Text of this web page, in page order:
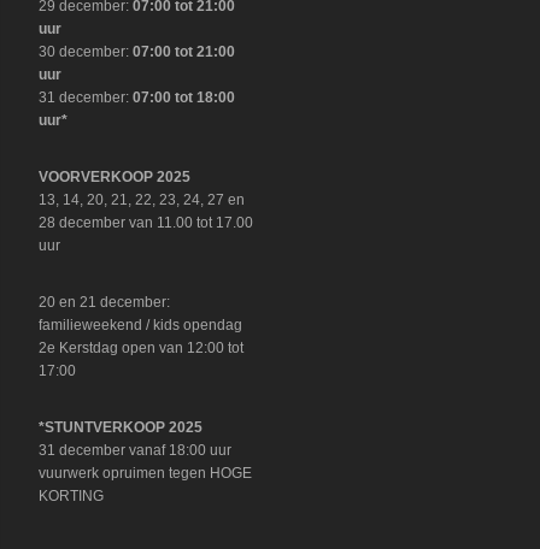
29 december:07:00 tot 21:00
uur
30 december:07:00 tot 21:00
uur
31 december:07:00 tot 18:00
uur*
VOORVERKOOP 2025
13, 14, 20, 21, 22, 23, 24, 27 en
28 december van 11.00 tot 17.00
uur
20 en 21 december:
familieweekend / kids opendag
2e Kerstdag open van 12:00 tot
17:00
*STUNTVERKOOP 2025
31 december vanaf 18:00 uur
vuurwerk opruimen tegen HOGE
KORTING